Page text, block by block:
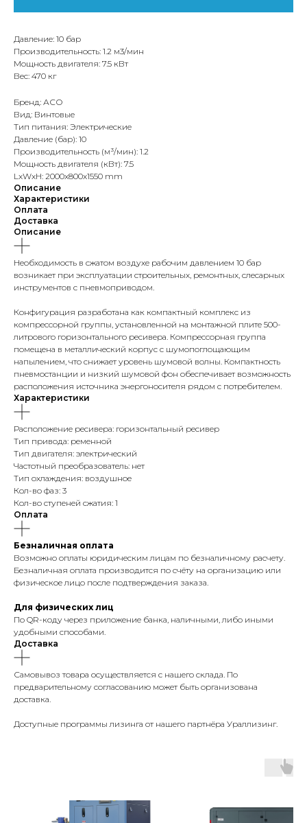
Давление: 10 бар
Производительность: 1.2 м3/мин
Мощность двигателя: 7.5 кВт
Вес: 470 кг
Бренд: АСО
Вид: Винтовые
Тип питания: Электрические
Давление (бар): 10
Производительность (м³/мин): 1.2
Мощность двигателя (кВт): 7.5
LxWxH: 2000x800x1550 mm
Описание
Характеристики
Оплата
Доставка
Описание
Необходимость в сжатом воздухе рабочим давлением 10 бар
возникает при эксплуатации строительных, ремонтных, слесарных
инструментов с пневмоприводом.
Конфигурация разработана как компактный комплекс из
компрессорной группы, установленной на монтажной плите 500-
литрового горизонтального ресивера. Компрессорная группа
помещена в металлический корпус с шумопоглощающим
напылением, что снижает уровень шумовой волны. Компактность
пневмостанции и низкий шумовой фон обеспечивает возможность
расположения источника энергоносителя рядом с потребителем.
Характеристики
Расположение ресивера: горизонтальный ресивер
Тип привода: ременной
Тип двигателя: электрический
Частотный преобразователь: нет
Тип охлаждения: воздушное
Кол-во фаз: 3
Кол-во ступеней сжатия: 1
Оплата
Безналичная оплата
Возможно оплаты юридическим лицам по безналичному расчету.
Безналичная оплата производится по счёту на организацию или
физическое лицо после подтверждения заказа.
Для физических лиц
По QR-коду через приложение банка, наличными, либо иными
удобными способами.
Доставка
Самовывоз товара осуществляется с нашего склада. По
предварительному согласованию может быть организована
доставка.
Доступные программы лизинга от нашего партнёра Ураллизинг.